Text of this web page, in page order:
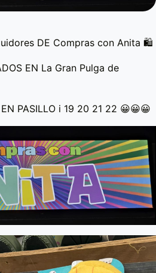
DE Compras con Anita 🛍️
EN La Gran Pulga de
PASILLO i 19 20 21 22 😀😀😀